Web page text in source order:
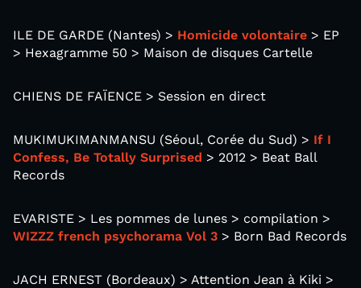
ILE DE GARDE (Nantes) > Homicide volontaire > EP
> Hexagramme 50 > Maison de disques Cartelle
CHIENS DE FAÏENCE > Session en direct
MUKIMUKIMANMANSU (Séoul, Corée du Sud) > If I
Confess, Be Totally Surprised > 2012 > Beat Ball
Records
EVARISTE > Les pommes de lunes > compilation >
WIZZZ french psychorama Vol 3 > Born Bad Records
JACH ERNEST (Bordeaux) > Attention Jean à Kiki >